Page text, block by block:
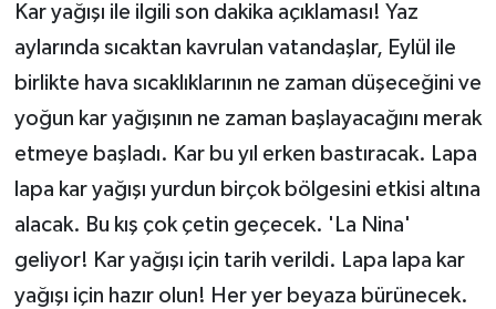
Kar yağışı ile ilgili son dakika açıklaması! Yaz
aylarında sıcaktan kavrulan vatandaşlar, Eylül ile
birlikte hava sıcaklıklarının ne zaman düşeceğini ve
yoğun kar yağışının ne zaman başlayacağını merak
etmeye başladı. Kar bu yıl erken bastıracak. Lapa
lapa kar yağışı yurdun birçok bölgesini etkisi altına
alacak. Bu kış çok çetin geçecek. 'La Nina'
geliyor! Kar yağışı için tarih verildi. Lapa lapa kar
yağışı için hazır olun! Her yer beyaza bürünecek.